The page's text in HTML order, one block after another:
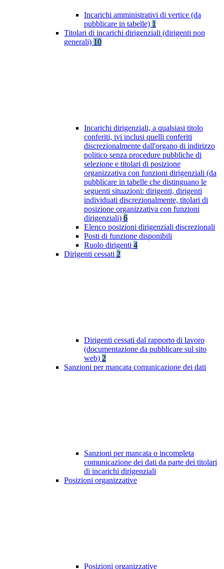
Incarichi amministrativi di vertice (da
pubblicare in tabelle) 1
Titolari di incarichi dirigenziali (dirigenti non
generali) 10
Incarichi dirigenziali, a qualsiasi titolo
conferiti, ivi inclusi quelli conferiti
discrezionalmente dall'organo di indirizzo
politico senza procedure pubbliche di
selezione e titolari di posizione
organizzativa con funzioni dirigenziali (da
pubblicare in tabelle che distinguano le
seguenti situazioni: dirigenti, dirigenti
individuati discrezionalmente, titolari di
posizione organizzativa con funzioni
dirigenziali) 6
Elenco posizioni dirigenziali discrezionali
Posti di funzione disponibili
Ruolo dirigenti 4
Dirigenti cessati 2
Dirigenti cessati dal rapporto di lavoro
(documentazione da pubblicare sul sito
web) 2
Sanzioni per mancata comunicazione dei dati
Sanzioni per mancata o incompleta
comunicazione dei dati da parte dei titolari
di incarichi dirigenziali
Posizioni organizzative
Posizioni organizzative